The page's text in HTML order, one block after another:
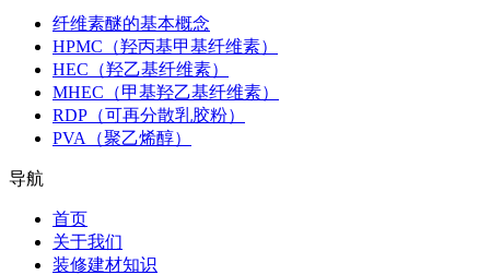
纤维素醚的基本概念
HPMC（羟丙基甲基纤维素）
HEC（羟乙基纤维素）
MHEC（甲基羟乙基纤维素）
RDP（可再分散乳胶粉）
PVA（聚乙烯醇）
导航
首页
关于我们
装修建材知识